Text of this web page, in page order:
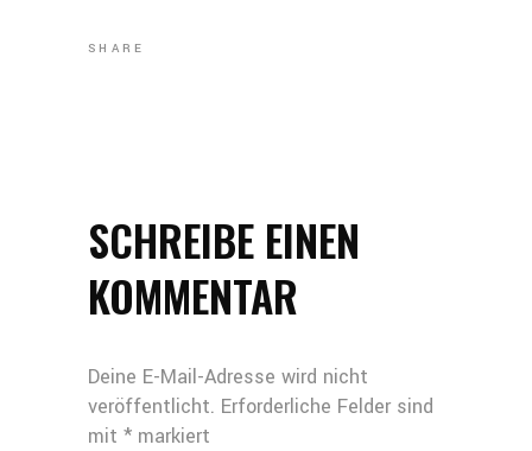
SHARE
SCHREIBE EINEN
KOMMENTAR
Deine E-Mail-Adresse wird nicht
veröffentlicht. Erforderliche Felder sind
mit * markiert